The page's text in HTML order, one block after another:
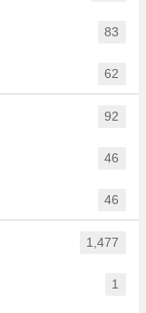
83
62
92
46
46
1,477
1